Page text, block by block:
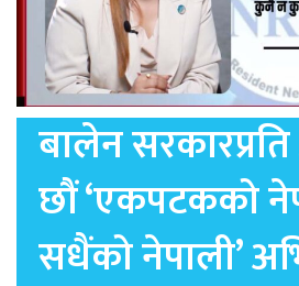
बालेन
छौं ‘एकपटकको
सधैंको नेपाली’